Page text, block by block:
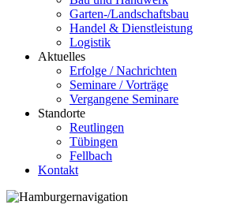
Garten-/Landschaftsbau
Handel & Dienstleistung
Logistik
Aktuelles
Erfolge / Nachrichten
Seminare / Vorträge
Vergangene Seminare
Standorte
Reutlingen
Tübingen
Fellbach
Kontakt